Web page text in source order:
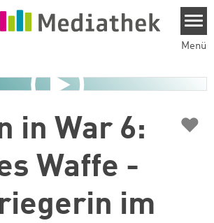
Menü
in War 6:
Waffe -
im
♥